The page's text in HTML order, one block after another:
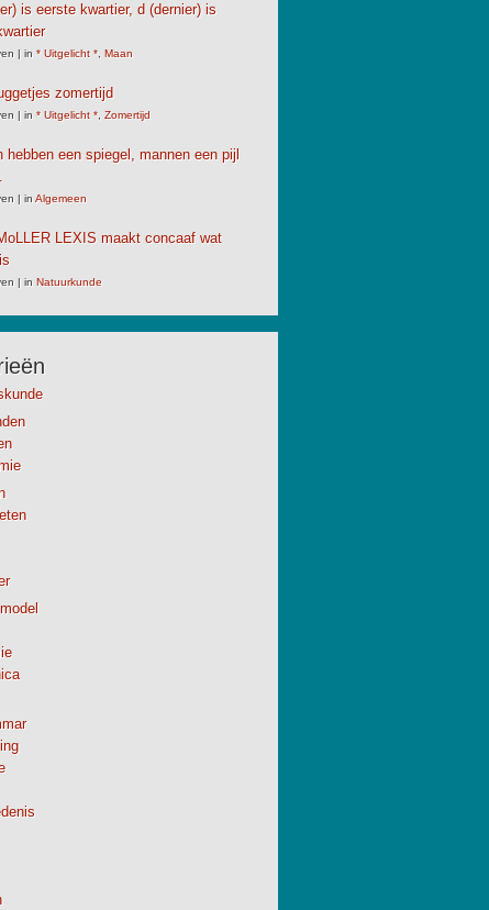
is eerste kwartier, d (dernier) is
| in * Uitgelicht *, Maan
zomertijd
| in * Uitgelicht *, Zomertijd
hebben een spiegel, mannen een pijl
| in Algemeen
LEXIS maakt concaaf wat
| in Natuurkunde